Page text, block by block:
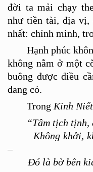
đời ta mải chạy
như tiền tài, địa vị,
nhất: chính mình,
Hạnh phúc
không nằm ở một c
buông được điều
đang có.
Trong Kinh
“Tâm tịch tịnh,
Không khởi,
–
Đó là bờ bên